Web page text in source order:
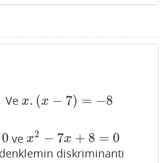
Vex. (x − 7) = −8
x.( x−7 )=−8
0 vex2 − 7x + 8 = 0
x2− 7x +8= 0
diskriminanti